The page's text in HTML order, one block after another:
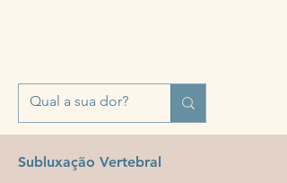
Subluxação Vertebral